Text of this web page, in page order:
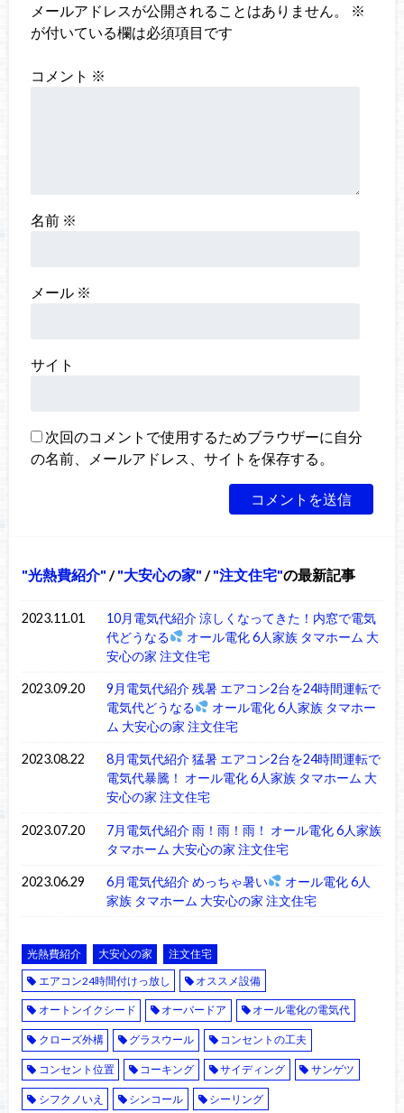
メールアドレスが公開されることはありません。
※
が付いている欄は必須項目です
コメント ※
名前 ※
メール ※
サイト
次回のコメントで使用するためブラウザーに自分
の名前、メールアドレス、サイトを保存する。
光熱費紹介 / 大安心の家 / 注文住宅 の最新記事
2023.11.01
10月電気代紹介 涼しくなってきた！内窓で電気
代どうなる
オール電化 6人家族 タマホーム 大
安心の家 注文住宅
2023.09.20
9月電気代紹介 残暑 エアコン2台を24時間運転で
電気代どうなる
オール電化 6人家族 タマホー
ム 大安心の家 注文住宅
2023.08.22
8月電気代紹介 猛暑 エアコン2台を24時間運転で
電気代暴騰！ オール電化 6人家族 タマホーム 大
安心の家 注文住宅
2023.07.20
7月電気代紹介 雨！雨！雨！ オール電化 6人家族
タマホーム 大安心の家 注文住宅
2023.06.29 6月電気代紹介 めっちゃ暑い
オール電化 6人
家族 タマホーム 大安心の家 注文住宅
光熱費紹介 大安心の家
注文住宅
エアコン24時間付けっ放し
オススメ設備
オートンイクシード オーバードア オール電化の電気代
クローズ外構 グラスウール コンセントの工夫
コンセント位置 コーキング サイディング サンゲツ
シフクノいえ シンコール シーリング